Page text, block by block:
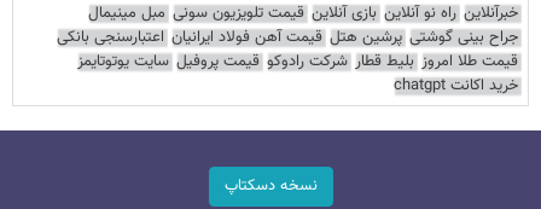
خبرآنلاین راه نو آنلاین بازی آنلاین قیمت تلویزیون سونی مبل مینیمال
جراح بینی گوشتی پرشین هتل قیمت آهن فولاد ایرانیان اعتبارسنجی بانکی
قیمت طلا امروز بلیط قطار شرکت رادوکو قیمت پروفیل سایت یوتوتایمز
خرید اکانت chatgpt
نسخه دسکتاپ